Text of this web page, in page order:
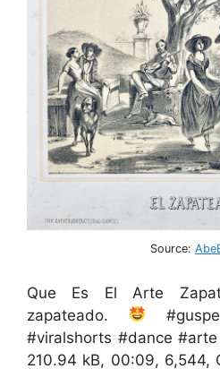
Source:
Que Es El Arte
zapateado.
#viralshorts #dance
210.94 kB, 00:09, 6,544,